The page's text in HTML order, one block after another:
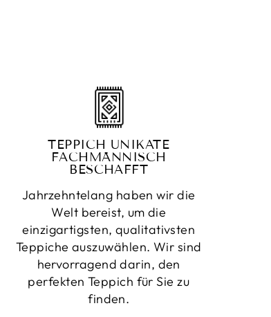
TEPPICH UNIKATE
FACHMÄNNISCH
BESCHAFFT
Jahrzehntelang haben wir die
Welt bereist, um die
einzigartigsten, qualitativsten
Teppiche auszuwählen. Wir sind
hervorragend darin, den
perfekten Teppich für Sie zu
finden.